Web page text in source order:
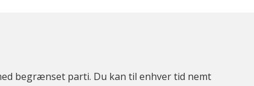
begrænset parti. Du kan til enhver tid nemt